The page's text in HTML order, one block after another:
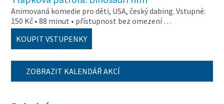
Animovaná komedie pro děti, USA, český dabing. Vstupné:
150 Kč • 88 minut • přístupnost bez omezení …
KOUPIT VSTUPENKY
ZOBRAZIT KALENDÁŘ AKCÍ